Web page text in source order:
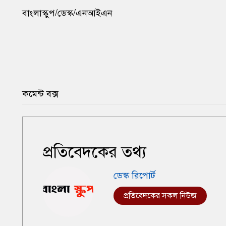
বাংলাস্কুপ/ডেস্ক/এনআইএন
কমেন্ট বক্স
প্রতিবেদকের তথ্য
ডেস্ক রিপোর্ট
প্রতিবেদকের সকল নিউজ